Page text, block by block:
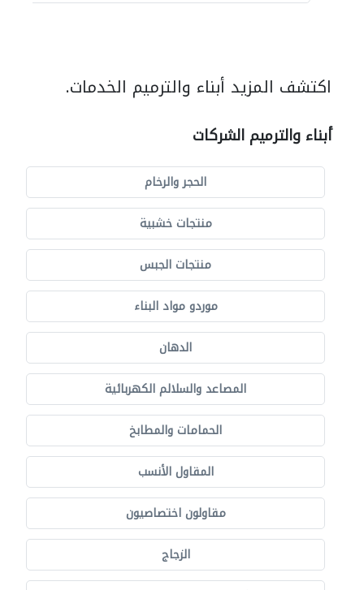
اكتشف المزيد أبناء والترميم الخدمات.
أبناء والترميم الشركات
الحجر والرخام
منتجات خشبية
منتجات الجبس
موردو مواد البناء
الدهان
المصاعد والسلالم الكهربائية
الحمامات والمطابخ
المقاول الأنسب
مقاولون اختصاصيون
الزجاج